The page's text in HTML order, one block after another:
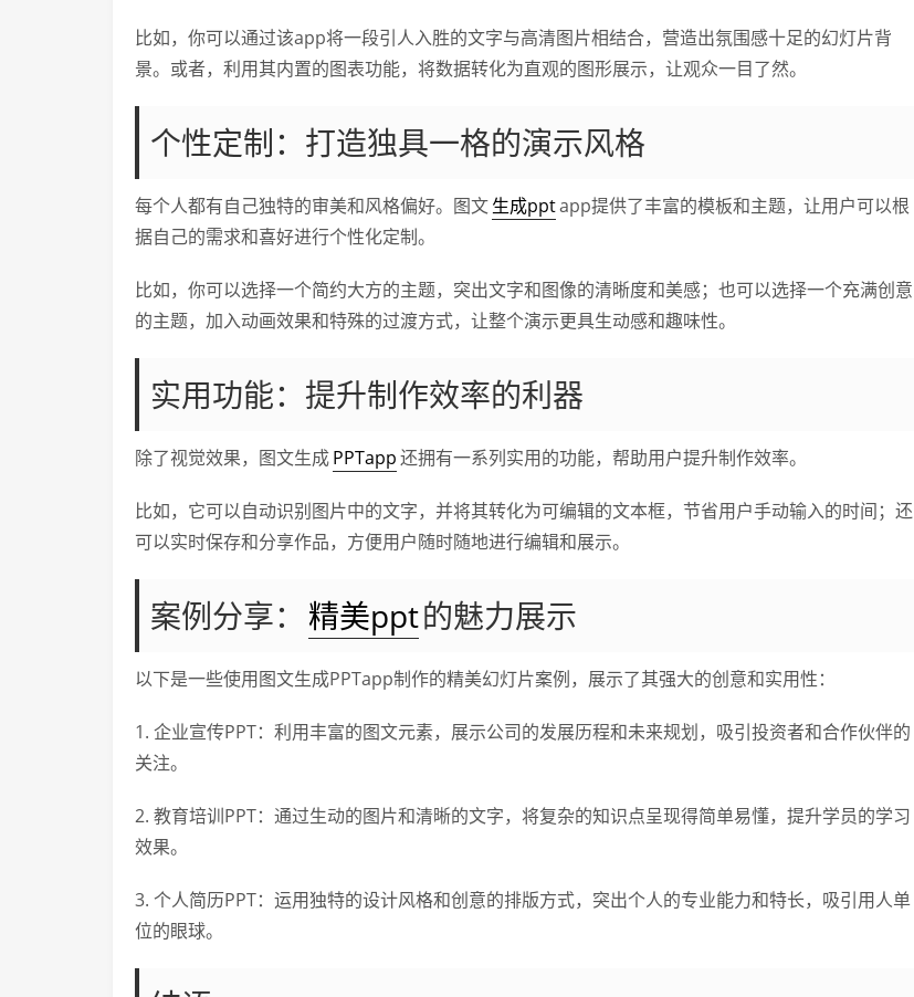
比如，你可以通过该app将一段引人入胜的文字与高清图片相结合，营造出氛围感十足的幻灯片背
景。或者，利用其内置的图表功能，将数据转化为直观的图形展示，让观众一目了然。
个性定制：打造独具一格的演示风格
每个人都有自己独特的审美和风格偏好。图文生成pptapp提供了丰富的模板和主题，让用户可以根
据自己的需求和喜好进行个性化定制。
比如，你可以选择一个简约大方的主题，突出文字和图像的清晰度和美感；也可以选择一个充满创意
的主题，加入动画效果和特殊的过渡方式，让整个演示更具生动感和趣味性。
实用功能：提升制作效率的利器
除了视觉效果，图文生成PPTapp还拥有一系列实用的功能，帮助用户提升制作效率。
比如，它可以自动识别图片中的文字，并将其转化为可编辑的文本框，节省用户手动输入的时间；还
可以实时保存和分享作品，方便用户随时随地进行编辑和展示。
案例分享： 精美ppt的魅力展示
以下是一些使用图文生成PPTapp制作的精美幻灯片案例，展示了其强大的创意和实用性：
1. 企业宣传PPT：利用丰富的图文元素，展示公司的发展历程和未来规划，吸引投资者和合作伙伴的
关注。
2. 教育培训PPT：通过生动的图片和清晰的文字，将复杂的知识点呈现得简单易懂，提升学员的学习
效果。
3. 个人简历PPT：运用独特的设计风格和创意的排版方式，突出个人的专业能力和特长，吸引用人单
位的眼球。